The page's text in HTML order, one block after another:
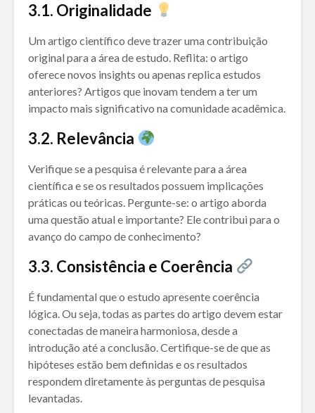
3.1. Originalidade
Um artigo científico deve trazer uma contribuição
original para a área de estudo. Reflita: o artigo
oferece novos insights ou apenas replica estudos
anteriores? Artigos que inovam tendem a ter um
impacto mais significativo na comunidade acadêmica.
3.2. Relevância
Verifique se a pesquisa é relevante para a área
científica e se os resultados possuem implicações
práticas ou teóricas. Pergunte-se: o artigo aborda
uma questão atual e importante? Ele contribui para o
avanço do campo de conhecimento?
3.3. Consistência e Coerência
É fundamental que o estudo apresente coerência
lógica. Ou seja, todas as partes do artigo devem estar
conectadas de maneira harmoniosa, desde a
introdução até a conclusão. Certifique-se de que as
hipóteses estão bem definidas e os resultados
respondem diretamente às perguntas de pesquisa
levantadas.